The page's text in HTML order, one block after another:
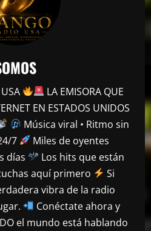
LA EMISORA QUE
EN ESTADOS UNIDOS
Música viral • Ritmo sin
7
Miles de oyentes
días
Los hits que están
aquí primero
Si
vibra de la radio
Conéctate ahora y
el mundo está hablando